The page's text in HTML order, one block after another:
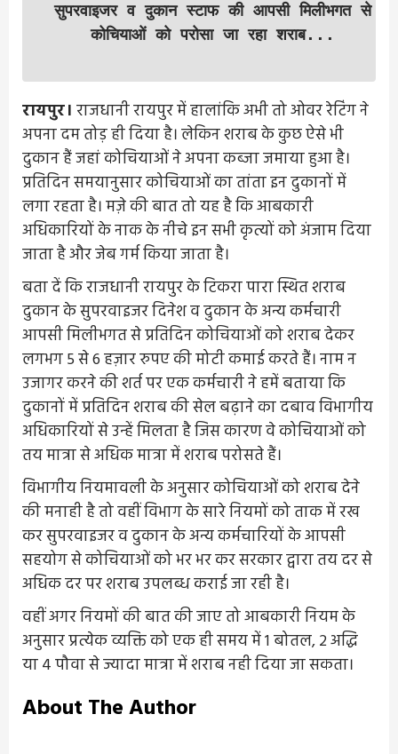
सुपरवाइजर व दुकान स्टाफ की आपसी मिलीभगत से
कोचियाओं को परोसा जा रहा शराब...
रायपुर। राजधानी रायपुर में हालांकि अभी तो ओवर रेटिंग ने
अपना दम तोड़ ही दिया है। लेकिन शराब के कुछ ऐसे भी
दुकान हैं जहां कोचियाओं ने अपना कब्जा जमाया हुआ है।
प्रतिदिन समयानुसार कोचियाओं का तांता इन दुकानों में
लगा रहता है। मज़े की बात तो यह है कि आबकारी
अधिकारियों के नाक के नीचे इन सभी कृत्यों को अंजाम दिया
जाता है और जेब गर्म किया जाता है।
बता दें कि राजधानी रायपुर के टिकरा पारा स्थित शराब
दुकान के सुपरवाइजर दिनेश व दुकान के अन्य कर्मचारी
आपसी मिलीभगत से प्रतिदिन कोचियाओं को शराब देकर
लगभग 5 से 6 हज़ार रुपए की मोटी कमाई करते हैं। नाम न
उजागर करने की शर्त पर एक कर्मचारी ने हमें बताया कि
दुकानों में प्रतिदिन शराब की सेल बढ़ाने का दबाव विभागीय
अधिकारियों से उन्हें मिलता है जिस कारण वे कोचियाओं को
तय मात्रा से अधिक मात्रा में शराब परोसते हैं।
विभागीय नियमावली के अनुसार कोचियाओं को शराब देने
की मनाही है तो वहीं विभाग के सारे नियमों को ताक में रख
कर सुपरवाइजर व दुकान के अन्य कर्मचारियों के आपसी
सहयोग से कोचियाओं को भर भर कर सरकार द्वारा तय दर से
अधिक दर पर शराब उपलब्ध कराई जा रही है।
वहीं अगर नियमों की बात की जाए तो आबकारी नियम के
अनुसार प्रत्येक व्यक्ति को एक ही समय में 1 बोतल, 2 अद्धि
या 4 पौवा से ज्यादा मात्रा में शराब नही दिया जा सकता।
About The Author